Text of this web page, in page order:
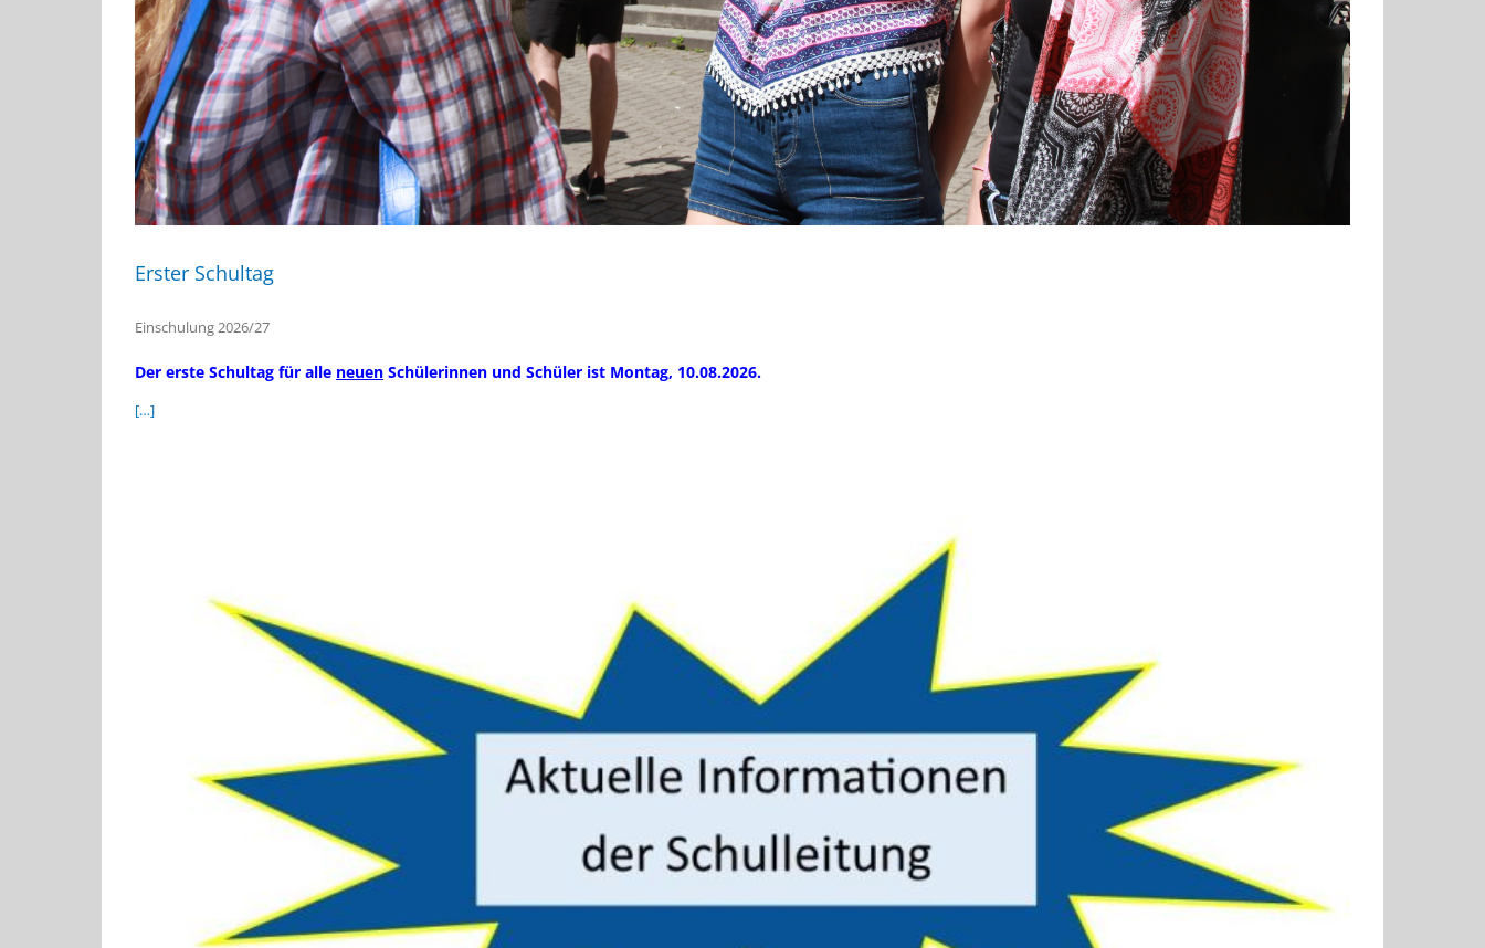
Erster Schultag
Einschulung 2026/27
Der erste Schultag für alle neuen Schülerinnen und Schüler ist Montag, 10.08.2026.
[…]